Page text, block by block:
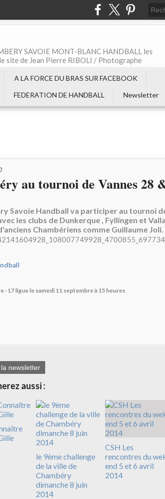
SAVOIE MONT-BLANC HANDBALL les
site de Jean Pierre RIBOLI / Photographe
A LA FORCE DU BRAS SUR FACEBOOK
FEDERATION DE HANDBALL Newsletter
au tournoi de Vannes 28
Savoie Handball va participer au tournoi
les clubs de Dunkerque , Fyllingen et
Chambériens comme Guillaume Joli.
-17 ligue le samedi 11 septembre à 15 heures
newsletter
aussi :
le 9ème challenge
de la ville de
Chambéry
dimanche 8 juin
2014
CSH Les
rencontres du
end 5 et 6 avril
2014